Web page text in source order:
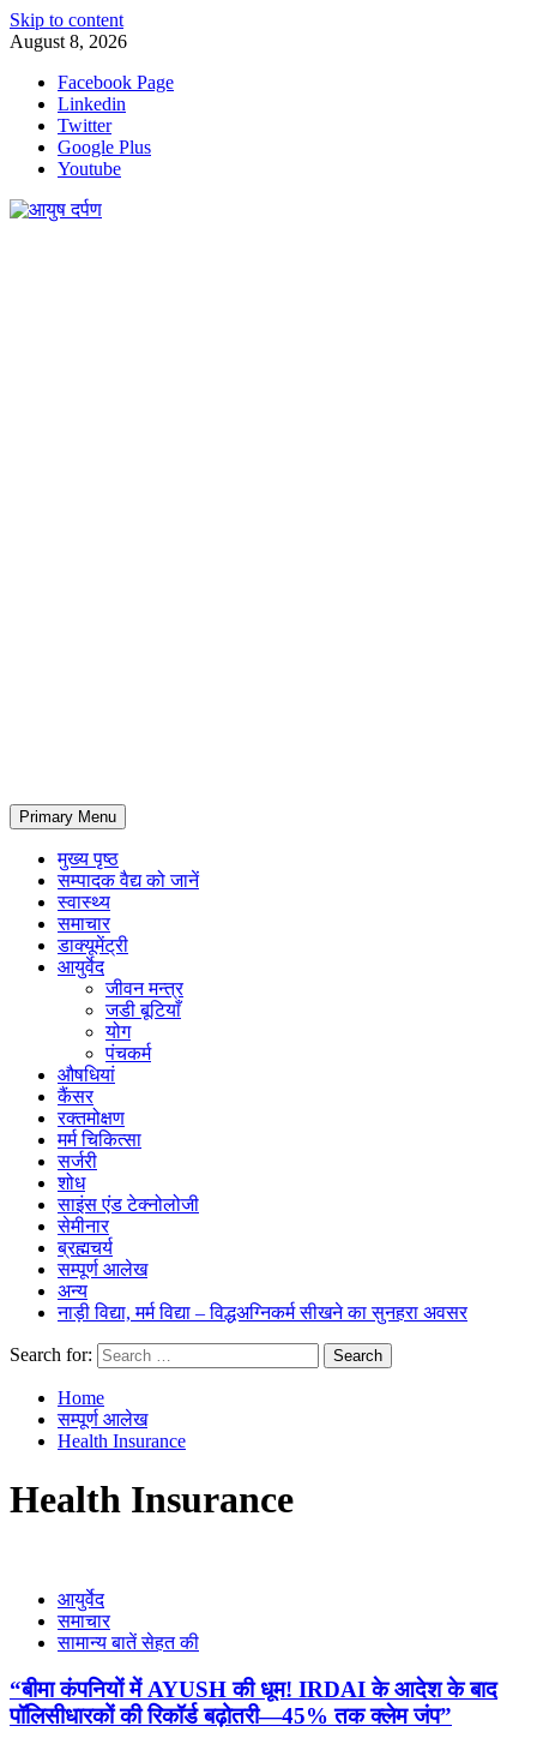
Skip to content
August 8, 2026
Facebook Page
Linkedin
Twitter
Google Plus
Youtube
Primary Menu
मुख्य पृष्ठ
सम्पादक वैद्य को जानें
स्वास्थ्य
समाचार
डाक्यूमेंट्री
आयुर्वेद
जीवन मन्त्र
जडी बूटियाँ
योग
पंचकर्म
औषधियां
कैंसर
रक्तमोक्षण
मर्म चिकित्सा
सर्जरी
शोध
साइंस एंड टेक्नोलोजी
सेमीनार
ब्रह्मचर्य
सम्पूर्ण आलेख
अन्य
नाड़ी विद्या, मर्म विद्या – विद्धअग्निकर्म सीखने का सुनहरा अवसर
Search for:
Home
सम्पूर्ण आलेख
Health Insurance
Health Insurance
आयुर्वेद
समाचार
सामान्य बातें सेहत की
“बीमा कंपनियों में AYUSH की धूम! IRDAI के आदेश के बाद
पॉलिसीधारकों की रिकॉर्ड बढ़ोतरी—45% तक क्लेम जंप”